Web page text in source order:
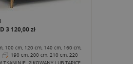
3 120,00 zł
100 cm, 120 cm, 140 cm, 160 cm,
190 cm, 200 cm, 210 cm, 220